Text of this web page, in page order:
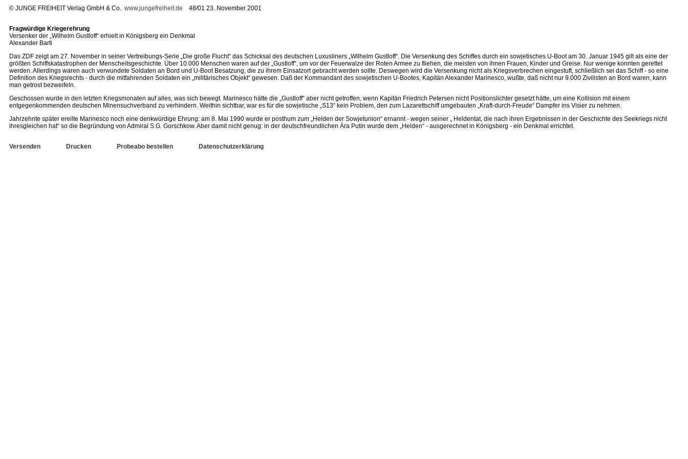
© JUNGE FREIHEIT Verlag GmbH & Co. www.jungefreiheit.de 48/01 23. November 2001
Fragwürdige Kriegerehrung
Versenker der „Wilhelm Gustloff“ erhielt in Königsberg ein Denkmal
Alexander Barti
Das ZDF zeigt am 27. November in seiner Vertreibungs-Serie „Die große Flucht“ das Schicksal des deutschen Luxusliners „Wilhelm Gustloff“. Die Versenkung des Schiffes durch ein sowjetisches U-Boot am 30. Januar 1945 gilt als eine der
größten Schiffskatastrophen der Menscheitsgeschichte. Über 10.000 Menschen waren auf der „Gustloff“, um vor der Feuerwalze der Roten Armee zu fliehen, die meisten von ihnen Frauen, Kinder und Greise. Nur wenige konnten gerettet
werden. Allerdings waren auch verwundete Soldaten an Bord und U-Boot Besatzung, die zu ihrem Einsatzort gebracht werden sollte. Deswegen wird die Versenkung nicht als Kriegsverbrechen eingestuft, schließlich sei das Schiff - so eine
Definition des Kriegsrechts - durch die mitfahrenden Soldaten ein „militärisches Objekt“ gewesen. Daß der Kommandant des sowjetischen U-Bootes, Kapitän Alexander Marinesco, wußte, daß nicht nur 9.000 Zivilisten an Bord waren, kann
man getrost bezweifeln.
Geschossen wurde in den letzten Kriegsmonaten auf alles, was sich bewegt. Marinesco hätte die „Gustloff“ aber nicht getroffen, wenn Kapitän Friedrich Petersen nicht Positionslichter gesetzt hätte, um eine Kollision mit einem
entgegenkommenden deutschen Minensuchverband zu verhindern. Weithin sichtbar, war es für die sowjetische „S13“ kein Problem, den zum Lazarettschiff umgebauten „Kraft-durch-Freude“ Dampfer ins Visier zu nehmen.
Jahrzehnte später ereilte Marinesco noch eine denkwürdige Ehrung: am 8. Mai 1990 wurde er posthum zum „Helden der Sowjetunion“ ernannt - wegen seiner „ Heldentat, die nach ihren Ergebnissen in der Geschichte des Seekriegs nicht
ihresgleichen hat“ so die Begründung von Admiral S.G. Gorschkow. Aber damit nicht genug: in der deutschfreundlichen Ära Putin wurde dem „Helden“ - ausgerechnet in Königsberg - ein Denkmal errichtet.
Versenden Drucken Probeabo bestellen Datenschutzerklärung